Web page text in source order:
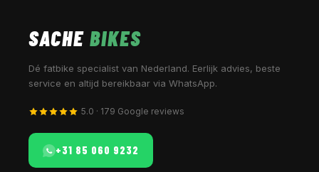
SACHE BIKES
Dé fatbike specialist van Nederland. Eerlijk advies, beste
service en altijd bereikbaar via WhatsApp.
5.0 · 179 Google reviews
+31 85 060 9232